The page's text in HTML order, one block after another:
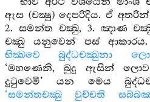
ඇස (චක්‍ෂු) දෙපරිදිය. ඒ අතරින්
2. සමන්ත චක්‍ඛු, 3. ඤාණ
චක්‍ඛු යනුවෙන් පස්
භික්‍ඛවෙ බුද්ධචක්‍ඛුනා
‘මහණෙනි, බුදු ඇසින්
දුටුවෙමි’ යන මෙය
‘සමන්තචක්‍ඛු වුච්චති